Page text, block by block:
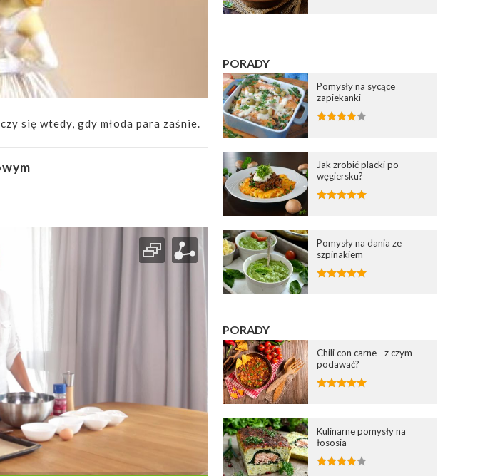
się wtedy, gdy młoda para zaśnie.
PORADY
Pomysły na sycące
zapiekanki
Jak zrobić placki po
węgiersku?
Pomysły na dania ze
szpinakiem
PORADY
Chili con carne - z czym
podawać?
Kulinarne pomysły na
łososia